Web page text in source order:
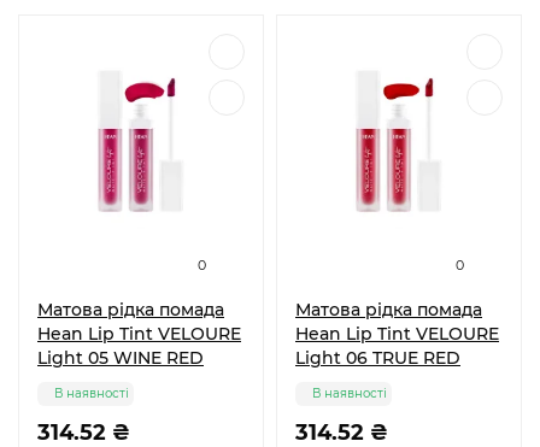
0
Матова рідка помада
Hean Lip Tint VELOURE
Light 05 WINE RED
314.52 ₴
В наявності
0
Матова рідка помада
Hean Lip Tint VELOURE
Light 06 TRUE RED
314.52 ₴
В наявності